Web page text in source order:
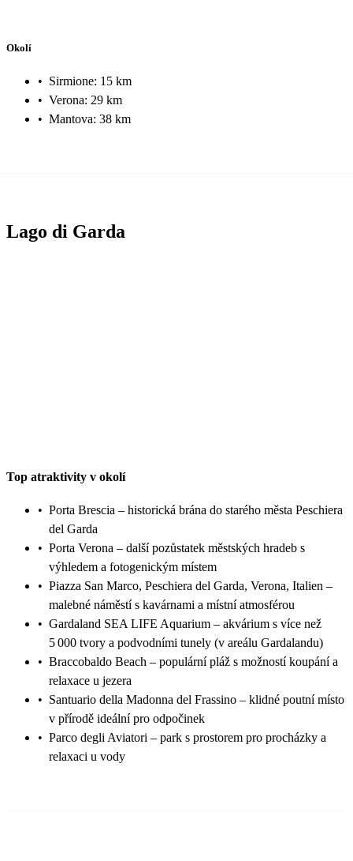
Okolí
• Sirmione: 15 km
• Verona: 29 km
• Mantova: 38 km
Lago di Garda
Top atraktivity v okolí
• Porta Brescia – historická brána do starého města Peschiera
del Garda
• Porta Verona – další pozůstatek městských hradeb s
výhledem a fotogenickým místem
• Piazza San Marco, Peschiera del Garda, Verona, Italien –
malebné náměstí s kavárnami a místní atmosférou
• Gardaland SEA LIFE Aquarium – akvárium s více než
5 000 tvory a podvodními tunely (v areálu Gardalandu)
• Braccobaldo Beach – populární pláž s možností koupání a
relaxace u jezera
• Santuario della Madonna del Frassino – klidné poutní místo
v přírodě ideální pro odpočinek
• Parco degli Aviatori – park s prostorem pro procházky a
relaxaci u vody